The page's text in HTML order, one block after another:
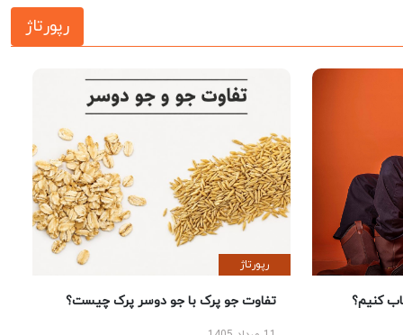
رپورتاژ
کنیم؟
رپورتاژ
تفاوت جو پرک با جو دوسر پرک چیست؟